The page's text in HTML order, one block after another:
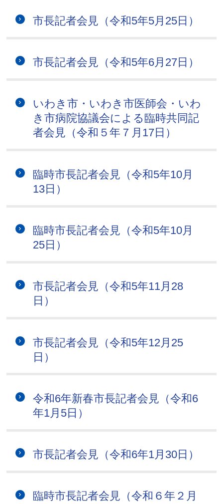
市長記者会見（令和5年5月25日）
市長記者会見（令和5年6月27日）
いわき市・いわき市医師会・いわ
き市病院協議会による臨時共同記
者会見（令和５年７月17日）
臨時市長記者会見（令和5年10月
13日）
臨時市長記者会見（令和5年10月
25日）
市長記者会見（令和5年11月28
日）
市長記者会見（令和5年12月25
日）
令和6年新春市長記者会見（令和6
年1月5日）
市長記者会見（令和6年1月30日）
臨時市長記者会見（令和６年２月